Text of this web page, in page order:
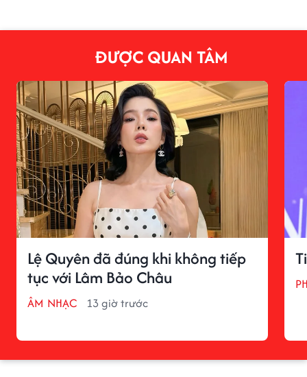
ĐƯỢC QUAN TÂM
Lệ Quyên đã đúng khi không tiếp
tục với Lâm Bảo Châu
ÂM NHẠC 13 giờ trước